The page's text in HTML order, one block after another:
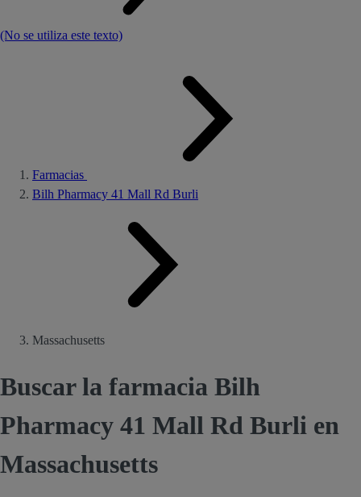
(No se utiliza este texto)
Farmacias
Bilh Pharmacy 41 Mall Rd Burli
Massachusetts
Buscar la farmacia Bilh
Pharmacy 41 Mall Rd Burli en
Massachusetts